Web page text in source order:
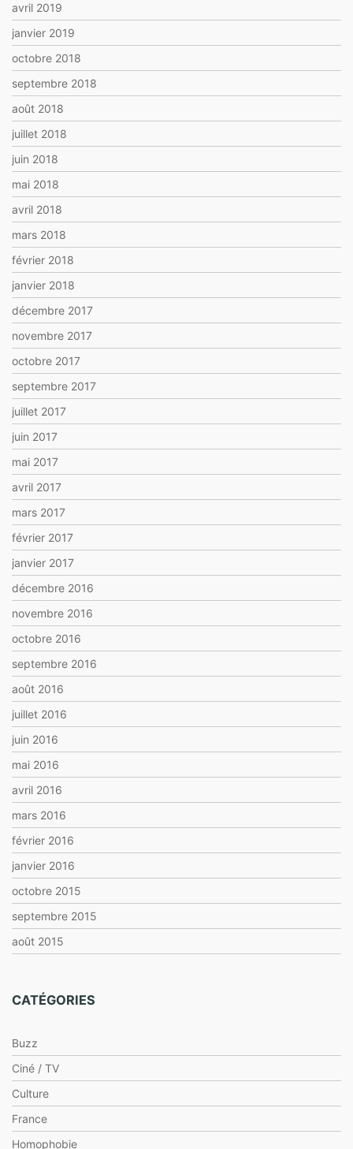
avril 2019
janvier 2019
octobre 2018
septembre 2018
août 2018
juillet 2018
juin 2018
mai 2018
avril 2018
mars 2018
février 2018
janvier 2018
décembre 2017
novembre 2017
octobre 2017
septembre 2017
juillet 2017
juin 2017
mai 2017
avril 2017
mars 2017
février 2017
janvier 2017
décembre 2016
novembre 2016
octobre 2016
septembre 2016
août 2016
juillet 2016
juin 2016
mai 2016
avril 2016
mars 2016
février 2016
janvier 2016
octobre 2015
septembre 2015
août 2015
CATÉGORIES
Buzz
Ciné / TV
Culture
France
Homophobie